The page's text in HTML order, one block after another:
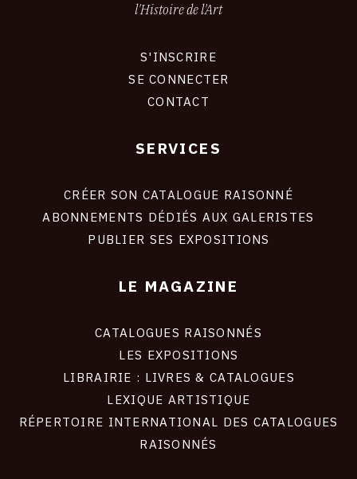
l'Histoire de l'Art
S'INSCRIRE
SE CONNECTER
CONTACT
SERVICES
CRÉER SON CATALOGUE RAISONNÉ
ABONNEMENTS DÉDIÉS AUX GALERISTES
PUBLIER SES EXPOSITIONS
LE MAGAZINE
CATALOGUES RAISONNÉS
LES EXPOSITIONS
LIBRAIRIE : LIVRES & CATALOGUES
LEXIQUE ARTISTIQUE
RÉPERTOIRE INTERNATIONAL DES CATALOGUES
RAISONNÉS